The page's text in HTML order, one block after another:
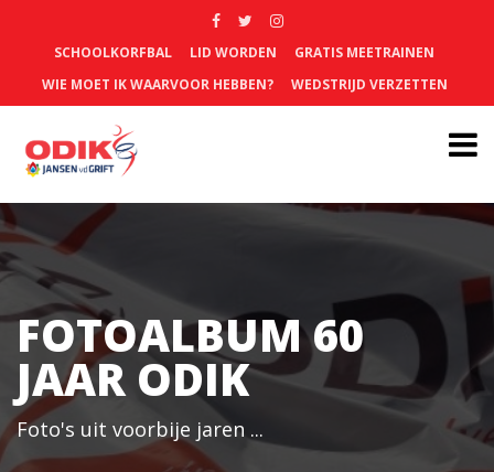
SCHOOLKORFBAL LID WORDEN
GRATIS MEETRAINEN
WIE MOET IK WAARVOOR HEBBEN?
WEDSTRIJD VERZETTEN
FOTOALBUM 60
JAAR ODIK
Foto's uit voorbije jaren ...